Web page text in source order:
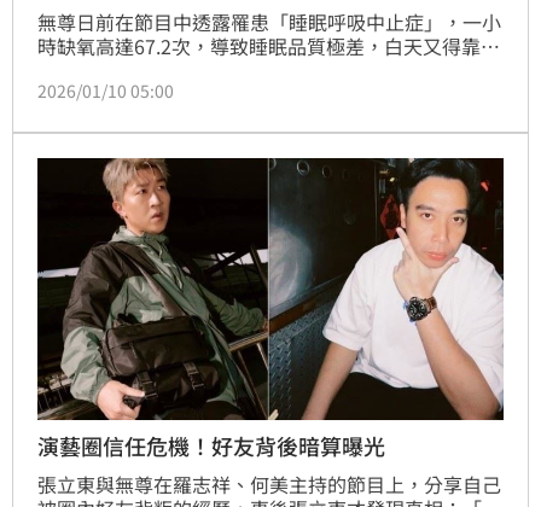
無尊日前在節目中透露罹患「睡眠呼吸中止症」，一小
時缺氧高達67.2次，導致睡眠品質極差，白天又得靠著
燈。與阿喜（林育品）穩定交往多年的他，此話一出，
妹」，主持人黃豪平也開玩笑直呼：「阿喜已經在等繼
承遺產了。」
2026/01/10 05:00
演藝圈信任危機！好友背後暗算曝光
張立東與無尊在羅志祥、何美主持的節目上，分享自己